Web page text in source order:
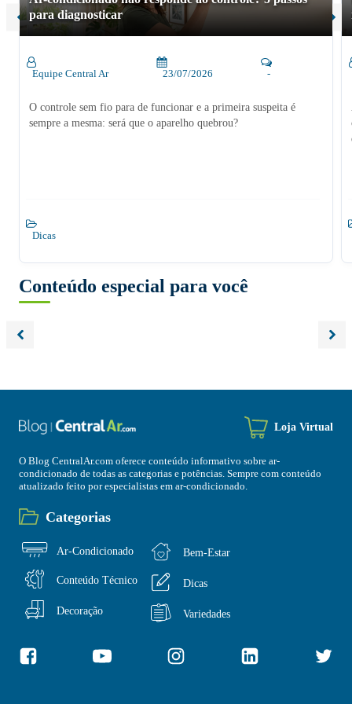
para diagnosticar
Equipe Central Ar 23/07/2026 -
O controle sem fio para de funcionar e a primeira suspeita é
sempre a mesma: será que o aparelho quebrou?
Dicas
Conteúdo especial para você
Loja Virtual
O Blog CentralAr.com oferece conteúdo informativo sobre ar-
condicionado de todas as categorias e potências. Sempre com conteúdo
atualizado feito por especialistas em ar-condicionado.
Categorias
Ar-Condicionado
Conteúdo Técnico
Decoração
Bem-Estar
Dicas
Variedades